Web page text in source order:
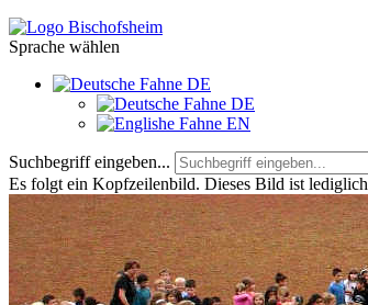
Sprache wählen
DE
DE
EN
Suchbegriff eingeben...
Es folgt ein Kopfzeilenbild. Dieses Bild ist